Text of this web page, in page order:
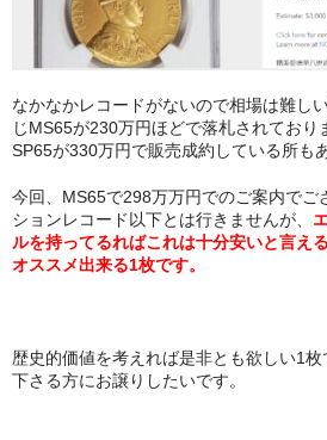
なかなかレコードがないので相場は難し
じMS65が230万円ほどで落札されており
SP65が330万円で販売成約している所も
今回、MS65で298万万円でのご案内でご
ションレコード以下とは行きませんが、
ルを持ってるればこれは十分安いと言える
オススメ出来る1枚です。
歴史的価値を考えれば是非とも欲しい1
下さる方にお譲りしたいです。